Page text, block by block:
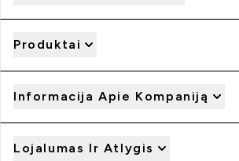
Produktai
Informacija Apie Kompaniją
Lojalumas Ir Atlygis